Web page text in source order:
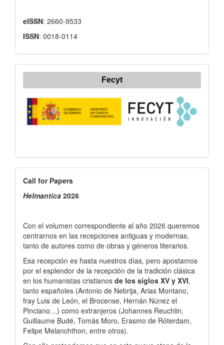
eISSN: 2660-9533
ISSN: 0018-0114
Fecyt
for
Papers
Call for Papers
Helmantica 2026
Con el volumen correspondiente al año 2026 queremos
centrarnos en las recepciones antiguas y modernas,
tanto de autores como de obras y géneros literarios.
Esa recepción es hasta nuestros días, pero apostamos
por el esplendor de la recepción de la tradición clásica
en los humanistas cristianos de los siglos XV y XVI,
tanto españoles (Antonio de Nebrija, Arias Montano,
fray Luis de León, el Brocense, Hernán Núnez el
Pinciano…) como extranjeros (Johannes Reuchlin,
Guillaume Budé, Tomás Moro, Erasmo de Róterdam,
Felipe Melanchthon, entre otros).